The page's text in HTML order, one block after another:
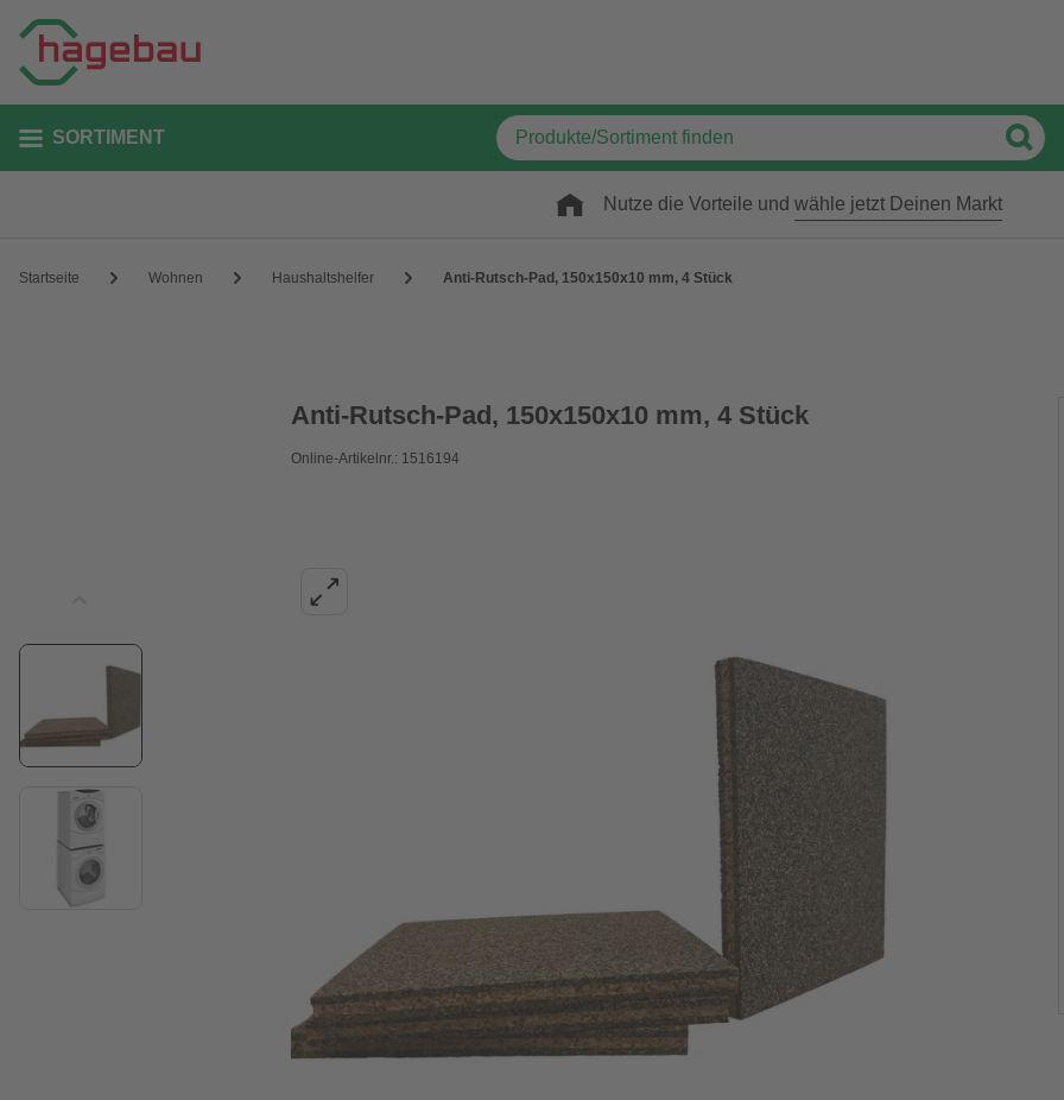
SORTIMENT
Nutze die Vorteile und wähle jetzt Deinen Markt
Startseite Wohnen Haushaltshelfer Anti-Rutsch-Pad, 150x150x10 mm, 4 Stück
Anti-Rutsch-Pad, 150x150x10 mm, 4 Stück
Online-Artikelnr.: 1516194